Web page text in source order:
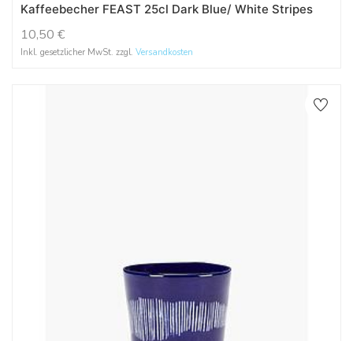
Kaffeebecher FEAST 25cl Dark Blue/ White Stripes
10,50 €
Inkl. gesetzlicher MwSt. zzgl. Versandkosten